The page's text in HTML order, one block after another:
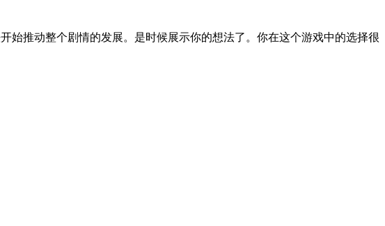
始推动整个剧情的发展。是时候展示你的想法了。你在这个游戏中的选择很